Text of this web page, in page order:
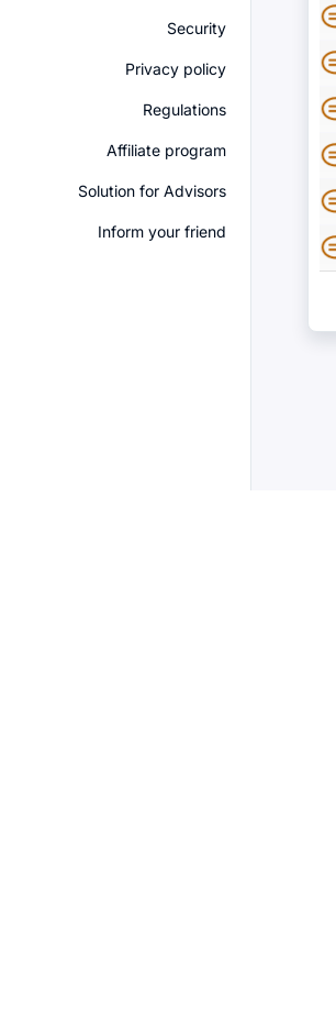
Security
Privacy policy
Regulations
Affiliate program
Solution for Advisors
Inform your friend